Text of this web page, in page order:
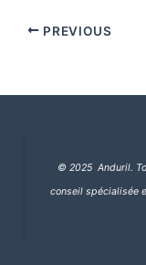
PREVIOUS
© 2025 Anduril.
conseil spécialisée